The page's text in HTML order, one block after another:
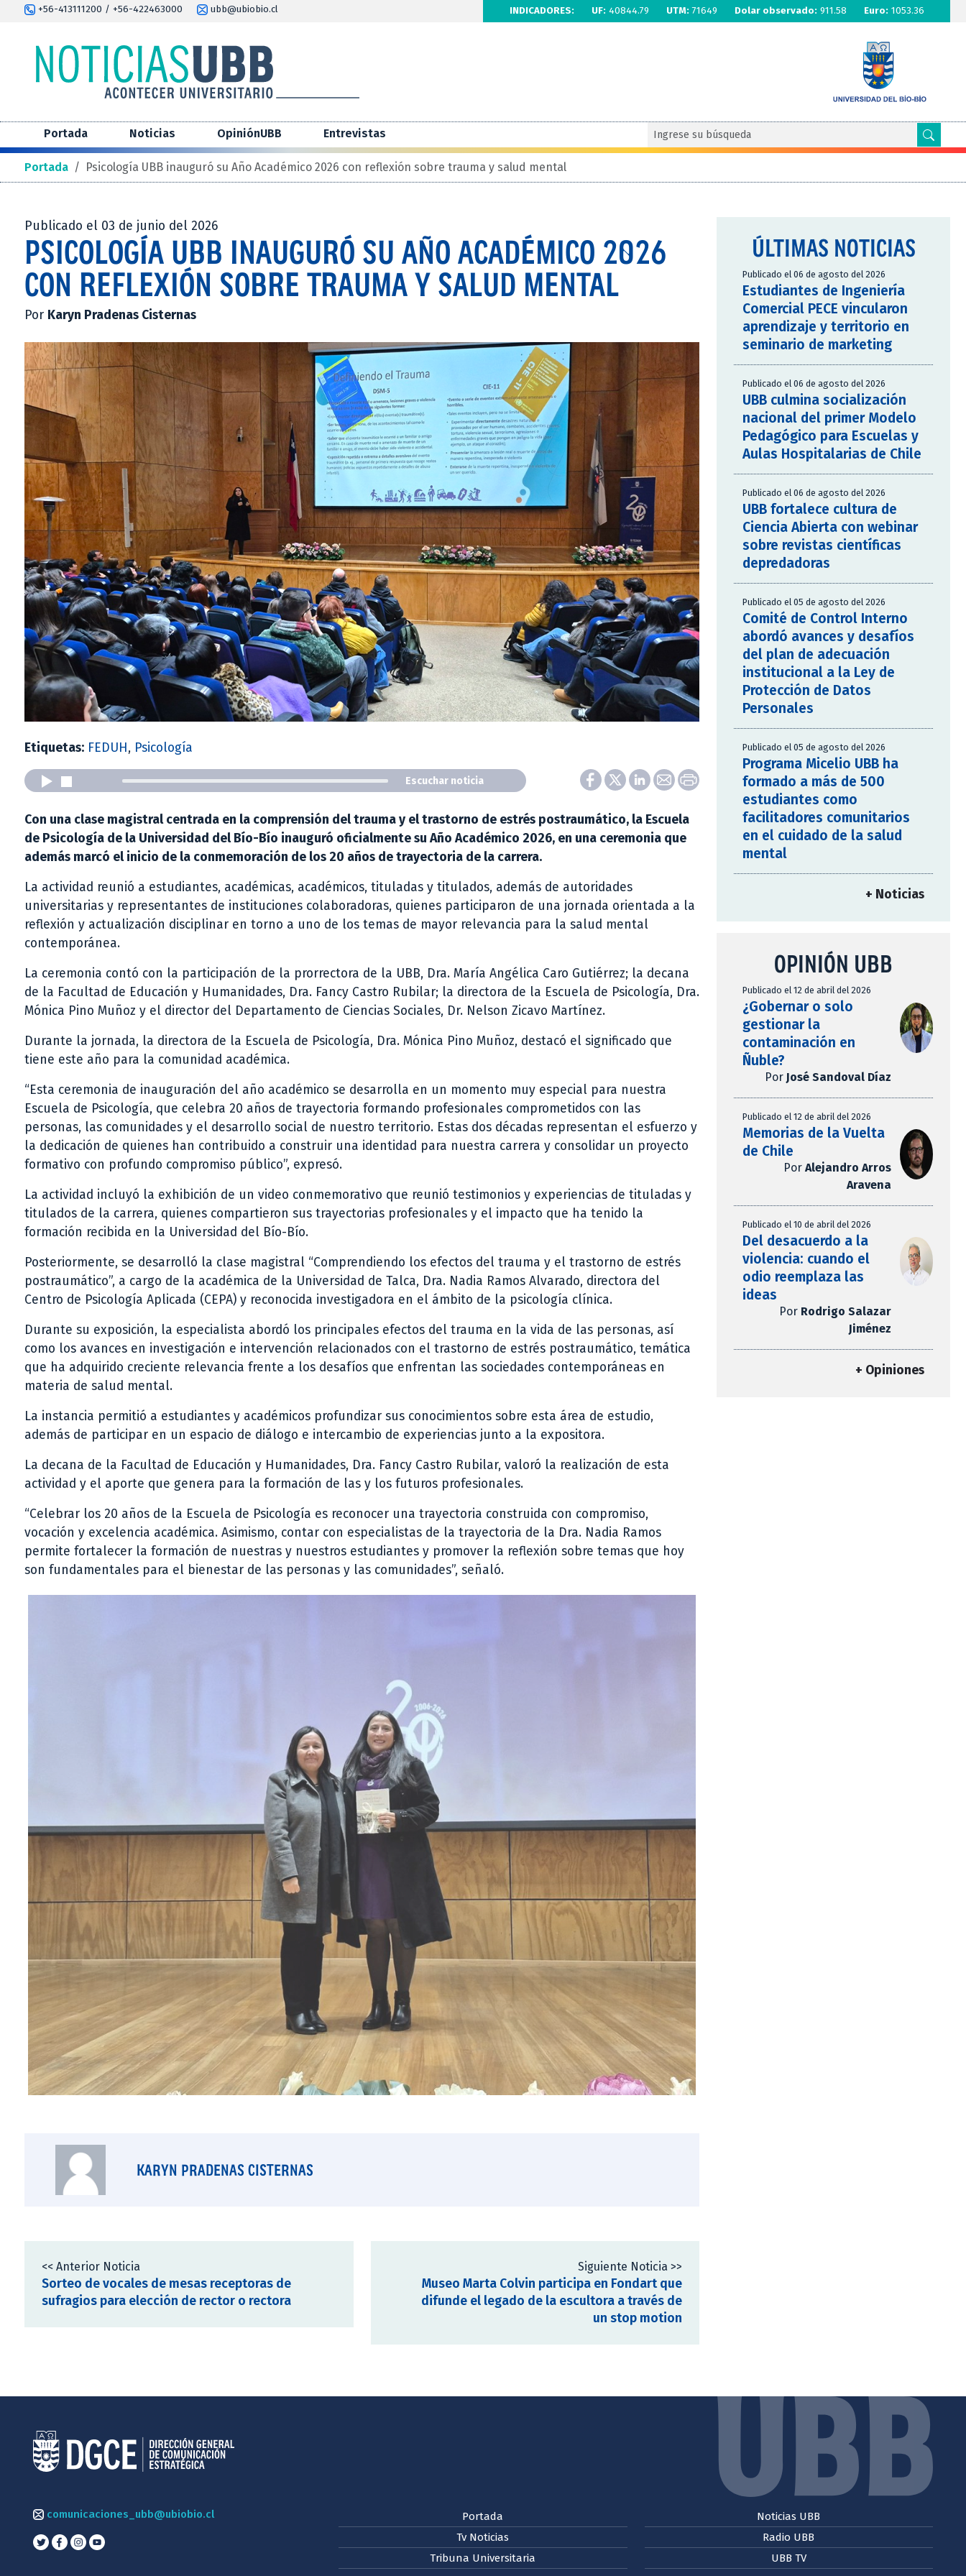
+56-413111200 / +56-422463000 ubb@ubiobio.cl INDICADORES: UF: 40844.79 UTM: 71649 Dolar observado: 911.58 Euro: 1053.36
Portada Noticias OpiniónUBB Entrevistas
Portada / Psicología UBB inauguró su Año Académico 2026 con reflexión sobre trauma y salud mental
Publicado el 03 de junio del 2026
PSICOLOGÍA UBB INAUGURÓ SU AÑO ACADÉMICO 2026
CON REFLEXIÓN SOBRE TRAUMA Y SALUD MENTAL
Por Karyn Pradenas Cisternas
Etiquetas: FEDUH, Psicología
Escuchar noticia
Con una clase magistral centrada en la comprensión del trauma y el trastorno de estrés postraumático, la Escuela
de Psicología de la Universidad del Bío-Bío inauguró oficialmente su Año Académico 2026, en una ceremonia que
además marcó el inicio de la conmemoración de los 20 años de trayectoria de la carrera.
La actividad reunió a estudiantes, académicas, académicos, tituladas y titulados, además de autoridades
universitarias y representantes de instituciones colaboradoras, quienes participaron de una jornada orientada a la
reflexión y actualización disciplinar en torno a uno de los temas de mayor relevancia para la salud mental
contemporánea.
La ceremonia contó con la participación de la prorrectora de la UBB, Dra. María Angélica Caro Gutiérrez; la decana
de la Facultad de Educación y Humanidades, Dra. Fancy Castro Rubilar; la directora de la Escuela de Psicología, Dra.
Mónica Pino Muñoz y el director del Departamento de Ciencias Sociales, Dr. Nelson Zicavo Martínez.
Durante la jornada, la directora de la Escuela de Psicología, Dra. Mónica Pino Muñoz, destacó el significado que
tiene este año para la comunidad académica.
“Esta ceremonia de inauguración del año académico se desarrolla en un momento muy especial para nuestra
Escuela de Psicología, que celebra 20 años de trayectoria formando profesionales comprometidos con las
personas, las comunidades y el desarrollo social de nuestro territorio. Estas dos décadas representan el esfuerzo y
la dedicación de quienes han contribuido a construir una identidad para nuestra carrera y consolidar un proyecto
formativo con profundo compromiso público”, expresó.
La actividad incluyó la exhibición de un video conmemorativo que reunió testimonios y experiencias de tituladas y
titulados de la carrera, quienes compartieron sus trayectorias profesionales y el impacto que ha tenido la
formación recibida en la Universidad del Bío-Bío.
Posteriormente, se desarrolló la clase magistral “Comprendiendo los efectos del trauma y el trastorno de estrés
postraumático”, a cargo de la académica de la Universidad de Talca, Dra. Nadia Ramos Alvarado, directora del
Centro de Psicología Aplicada (CEPA) y reconocida investigadora en el ámbito de la psicología clínica.
Durante su exposición, la especialista abordó los principales efectos del trauma en la vida de las personas, así
como los avances en investigación e intervención relacionados con el trastorno de estrés postraumático, temática
que ha adquirido creciente relevancia frente a los desafíos que enfrentan las sociedades contemporáneas en
materia de salud mental.
La instancia permitió a estudiantes y académicos profundizar sus conocimientos sobre esta área de estudio,
además de participar en un espacio de diálogo e intercambio de experiencias junto a la expositora.
La decana de la Facultad de Educación y Humanidades, Dra. Fancy Castro Rubilar, valoró la realización de esta
actividad y el aporte que genera para la formación de las y los futuros profesionales.
“Celebrar los 20 años de la Escuela de Psicología es reconocer una trayectoria construida con compromiso,
vocación y excelencia académica. Asimismo, contar con especialistas de la trayectoria de la Dra. Nadia Ramos
permite fortalecer la formación de nuestras y nuestros estudiantes y promover la reflexión sobre temas que hoy
son fundamentales para el bienestar de las personas y las comunidades”, señaló.
KARYN PRADENAS CISTERNAS
<< Anterior Noticia
Sorteo de vocales de mesas receptoras de
sufragios para elección de rector o rectora
Siguiente Noticia >>
Museo Marta Colvin participa en Fondart que
difunde el legado de la escultora a través de
un stop motion
ÚLTIMAS NOTICIAS
Publicado el 06 de agosto del 2026
Estudiantes de Ingeniería
Comercial PECE vincularon
aprendizaje y territorio en
seminario de marketing
Publicado el 06 de agosto del 2026
UBB culmina socialización
nacional del primer Modelo
Pedagógico para Escuelas y
Aulas Hospitalarias de Chile
Publicado el 06 de agosto del 2026
UBB fortalece cultura de
Ciencia Abierta con webinar
sobre revistas científicas
depredadoras
Publicado el 05 de agosto del 2026
Comité de Control Interno
abordó avances y desafíos
del plan de adecuación
institucional a la Ley de
Protección de Datos
Personales
Publicado el 05 de agosto del 2026
Programa Micelio UBB ha
formado a más de 500
estudiantes como
facilitadores comunitarios
en el cuidado de la salud
mental
+ Noticias
OPINIÓN UBB
Publicado el 12 de abril del 2026
¿Gobernar o solo
gestionar la
contaminación en
Ñuble?
Por José Sandoval Díaz
Publicado el 12 de abril del 2026
Memorias de la Vuelta
de Chile
Por Alejandro Arros
Aravena
Publicado el 10 de abril del 2026
Del desacuerdo a la
violencia: cuando el
odio reemplaza las
ideas
Por Rodrigo Salazar
Jiménez
+ Opiniones
comunicaciones_ubb@ubiobio.cl
Portada
Tv Noticias
Tribuna Universitaria
Noticias UBB
Radio UBB
UBB TV